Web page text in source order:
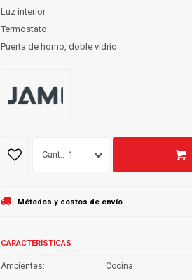
Luz interior
Termostato
Puerta de horno, doble vidrio
1
Métodos y costos de envío
CARACTERÍSTICAS
Ambientes Cocina